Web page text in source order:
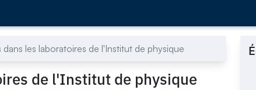
les laboratoires de l'Institut de physique
de l'Institut de physique